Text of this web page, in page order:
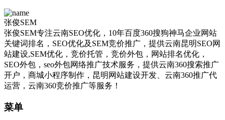
张俊SEM
张俊SEM专注云南SEO优化，10年百度360搜狗神马企业网站
关键词排名，SEO优化及SEM竞价推广，提供云南昆明SEO网
站建设,SEM优化，竞价托管，竞价外包，网站排名优化，
SEO外包，seo外包网络推广技术服务，提供云南360搜索推广
开户，商城小程序制作，昆明网站建设开发、云南360推广代
运营，云南360竞价推广等服务！
菜单